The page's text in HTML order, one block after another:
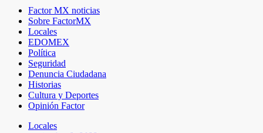
Factor MX noticias
Sobre FactorMX
Locales
EDOMEX
Política
Seguridad
Denuncia Ciudadana
Historias
Cultura y Deportes
Opinión Factor
Locales